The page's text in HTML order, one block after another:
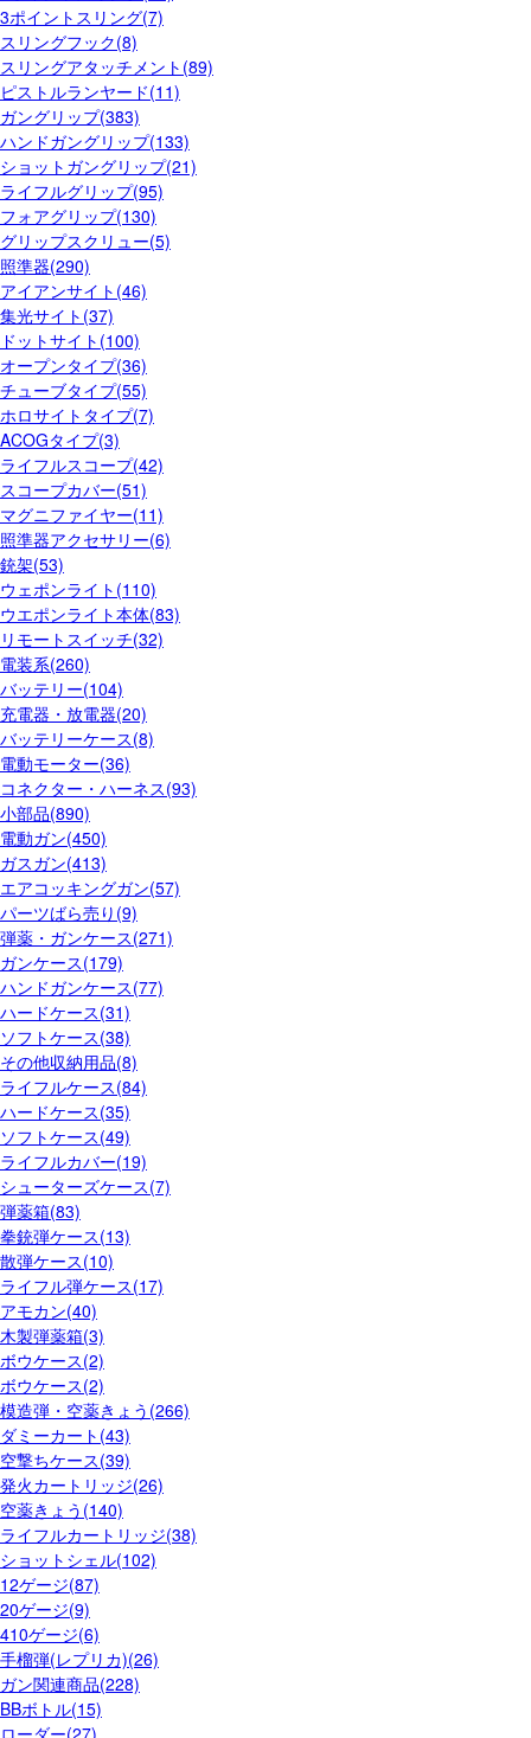
3ポイントスリング(7)
スリングフック(8)
スリングアタッチメント(89)
ピストルランヤード(11)
ガングリップ(383)
ハンドガングリップ(133)
ショットガングリップ(21)
ライフルグリップ(95)
フォアグリップ(130)
グリップスクリュー(5)
照準器(290)
アイアンサイト(46)
集光サイト(37)
ドットサイト(100)
オープンタイプ(36)
チューブタイプ(55)
ホロサイトタイプ(7)
ACOGタイプ(3)
ライフルスコープ(42)
スコープカバー(51)
マグニファイヤー(11)
照準器アクセサリー(6)
銃架(53)
ウェポンライト(110)
ウエポンライト本体(83)
リモートスイッチ(32)
電装系(260)
バッテリー(104)
充電器・放電器(20)
バッテリーケース(8)
電動モーター(36)
コネクター・ハーネス(93)
小部品(890)
電動ガン(450)
ガスガン(413)
エアコッキングガン(57)
パーツばら売り(9)
弾薬・ガンケース(271)
ガンケース(179)
ハンドガンケース(77)
ハードケース(31)
ソフトケース(38)
その他収納用品(8)
ライフルケース(84)
ハードケース(35)
ソフトケース(49)
ライフルカバー(19)
シューターズケース(7)
弾薬箱(83)
拳銃弾ケース(13)
散弾ケース(10)
ライフル弾ケース(17)
アモカン(40)
木製弾薬箱(3)
ボウケース(2)
ボウケース(2)
模造弾・空薬きょう(266)
ダミーカート(43)
空撃ちケース(39)
発火カートリッジ(26)
空薬きょう(140)
ライフルカートリッジ(38)
ショットシェル(102)
12ゲージ(87)
20ゲージ(9)
410ゲージ(6)
手榴弾(レプリカ)(26)
ガン関連商品(228)
BBボトル(15)